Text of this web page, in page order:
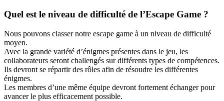
Quel est le niveau de difficulté de l’Escape Game ?
Nous pouvons classer notre escape game à un niveau de difficulté
moyen.
Avec la grande variété d’énigmes présentes dans le jeu, les
collaborateurs seront challengés sur différents types de compétences.
Ils devront se répartir des rôles afin de résoudre les différentes
énigmes.
Les membres d’une même équipe devront fortement échanger pour
avancer le plus efficacement possible.